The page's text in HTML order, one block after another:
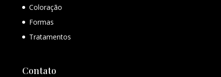
Coloração
Formas
Tratamentos
Contato